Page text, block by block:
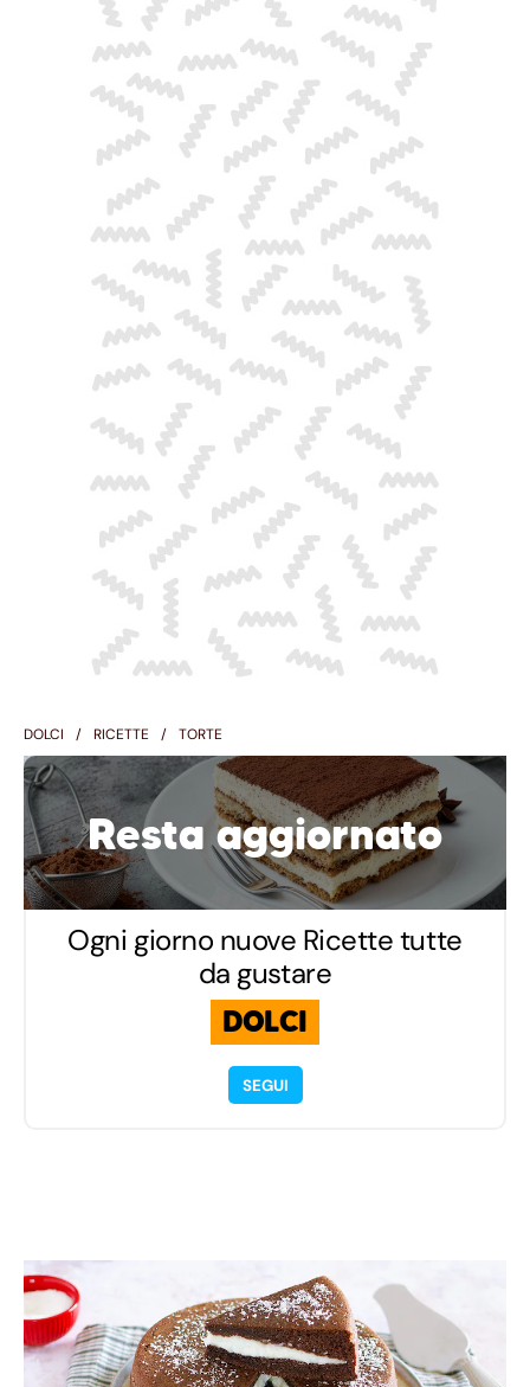
DOLCI RICETTE TORTE
Resta aggiornato
Ogni giorno nuove Ricette tutte
da gustare
DOLCI
SEGUI